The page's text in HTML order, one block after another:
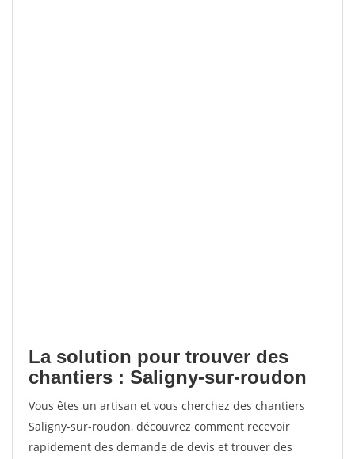
La solution pour trouver des
chantiers : Saligny-sur-roudon
Vous êtes un artisan et vous cherchez des chantiers
Saligny-sur-roudon, découvrez comment recevoir
rapidement des demande de devis et trouver des